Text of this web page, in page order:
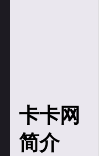
inner flexbox-left"
flexbox-left"
inner flexbox-left"
item-inner-icon-wrapper
持 span
flexbox-left"
>
inner flexbox-left"
item-inner-icon-wrapper
outline"